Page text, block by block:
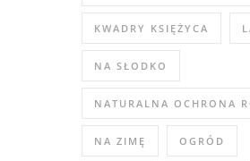
KWADRY KSIĘŻYCA
NA SŁODKO
NATURALNA OCHRONA
NA ZIMĘ OGRÓD